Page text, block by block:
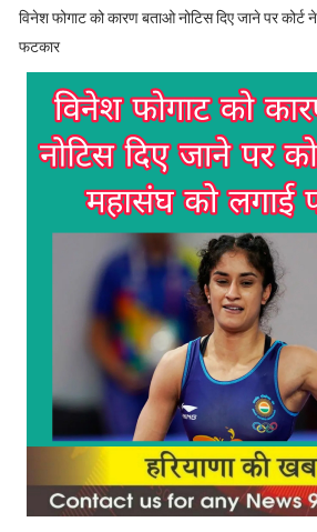
विनेश फोगाट को कारण बताओ नोटिस दिए जाने पर कोर्ट
फटकार